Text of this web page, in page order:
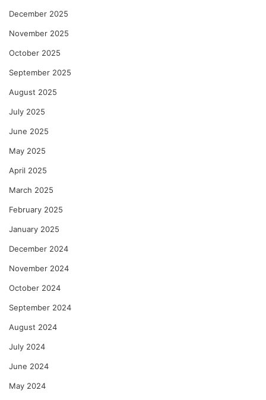
December 2025
November 2025
October 2025
September 2025
August 2025
July 2025
June 2025
May 2025
April 2025
March 2025
February 2025
January 2025
December 2024
November 2024
October 2024
September 2024
August 2024
July 2024
June 2024
May 2024